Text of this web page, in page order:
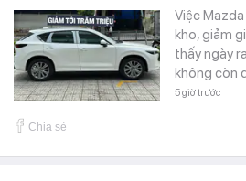
Việc
kho, giảm
thấy ngày
không còn
5 giờ trước
Chia sẻ